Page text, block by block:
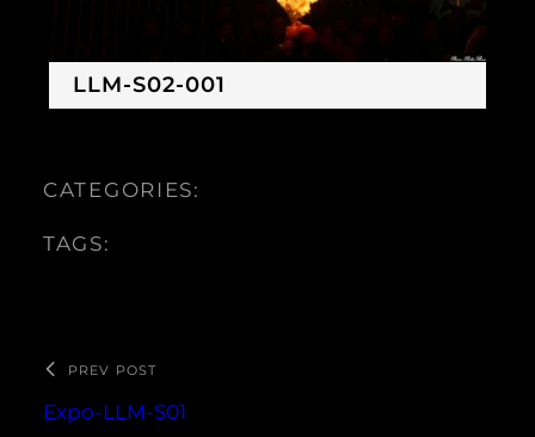
LLM-S02-001
CATEGORIES:
TAGS:
PREV POST
Expo-LLM-S01